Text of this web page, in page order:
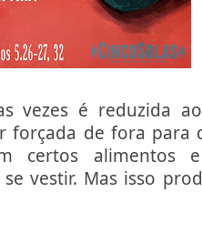
vezes é reduzida
forçada de fora para
certos alimentos
vestir. Mas isso